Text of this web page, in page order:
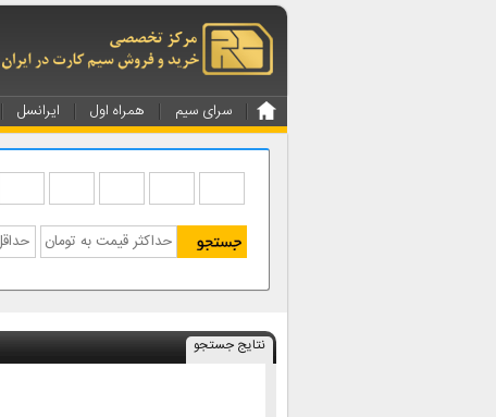
سرای سیم همراه اول ایرانسل
نتایج جستجو